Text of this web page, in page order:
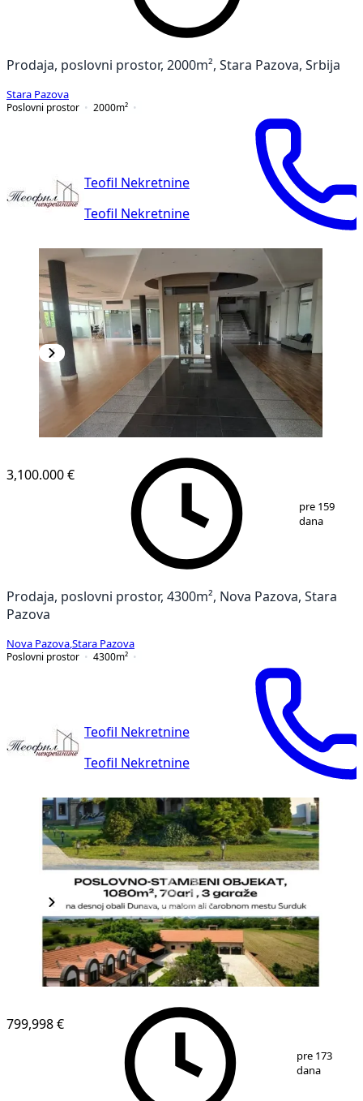
Prodaja, poslovni prostor, 2000m², Stara Pazova, Srbija
Stara Pazova
Poslovni prostor
2000m²
Teofil Nekretnine
Teofil Nekretnine
3,100.000 €
pre 159
dana
Prodaja, poslovni prostor, 4300m², Nova Pazova, Stara
Pazova
Nova Pazova Stara Pazova
Poslovni prostor
4300m²
Teofil Nekretnine
Teofil Nekretnine
20
799,998 €
pre 173
dana